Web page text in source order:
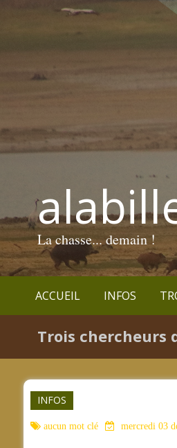
La chasse... demain !
ACCUEIL INFOS
Trois chercheurs
INFOS
aucun mot clé mercredi 03